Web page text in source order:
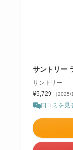
サントリー
サントリー
¥5,729
（
口コミを見